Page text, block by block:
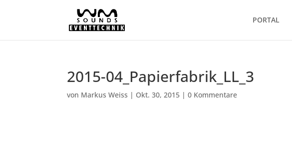
PORTAL
2015-04_Papierfabrik_LL_3
von Markus Weiss | Okt. 30, 2015 |0 Kommentare